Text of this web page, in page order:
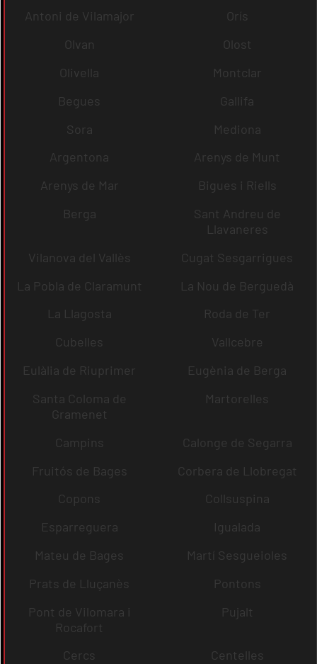
Antoni de Vilamajor
Orís
Olvan
Olost
Olivella
Montclar
Begues
Gallifa
Sora
Mediona
Argentona
Arenys de Munt
Arenys de Mar
Bigues i Riells
Berga
Sant Andreu de
Llavaneres
Vilanova del Vallès
Cugat Sesgarrigues
La Pobla de Claramunt
La Nou de Berguedà
La Llagosta
Roda de Ter
Cubelles
Vallcebre
Eulàlia de Riuprimer
Eugènia de Berga
Santa Coloma de
Gramenet
Martorelles
Campins
Calonge de Segarra
Fruitós de Bages
Corbera de Llobregat
Copons
Collsuspina
Esparreguera
Igualada
Mateu de Bages
Martí Sesgueioles
Prats de Lluçanès
Pontons
Pont de Vilomara i
Rocafort
Pujalt
Cercs
Centelles